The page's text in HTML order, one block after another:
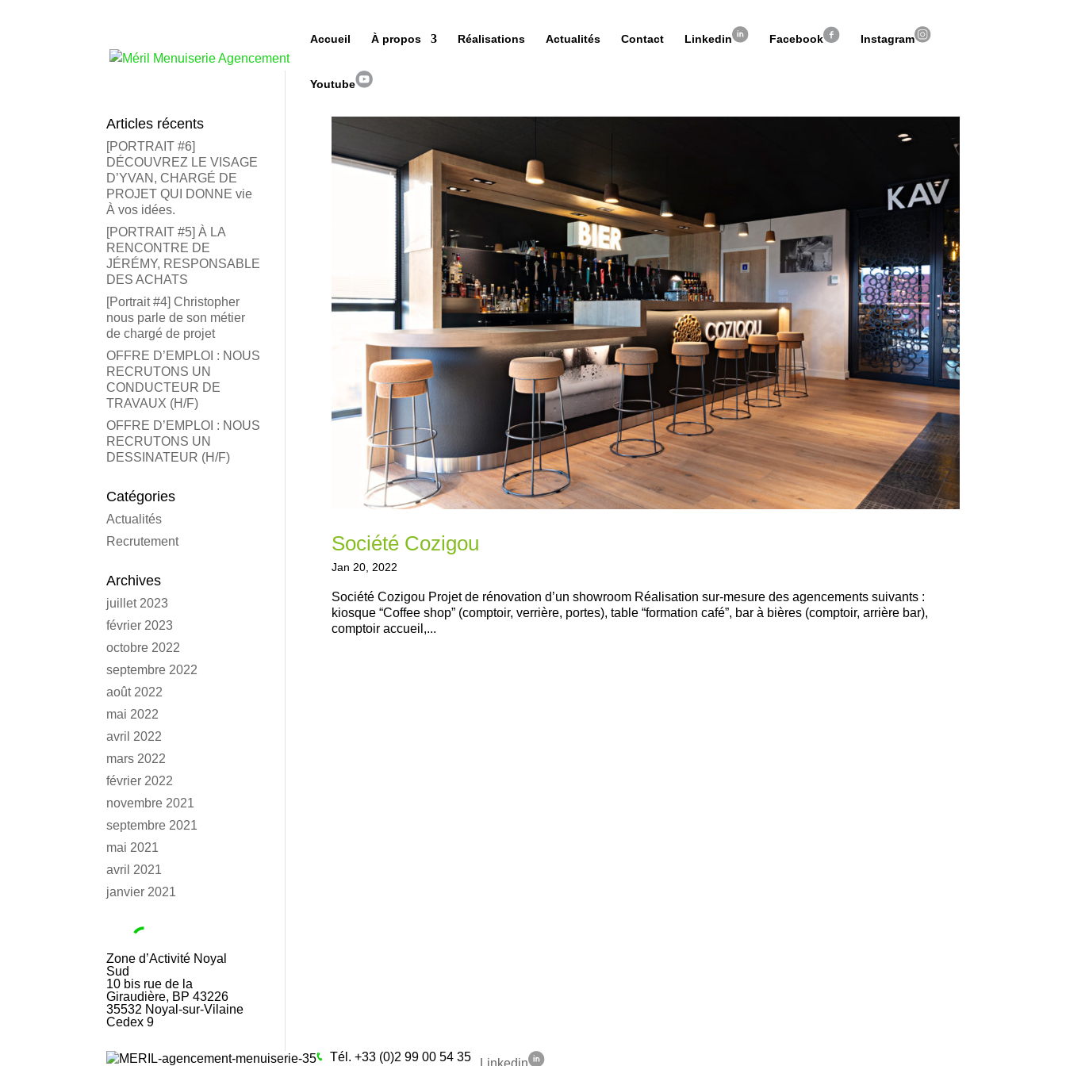
Accueil À propos Réalisations Actualités Contact Linkedin Facebook Instagram
Youtube
Société Cozigou
Jan 20, 2022
Société Cozigou Projet de rénovation d’un showroom Réalisation sur-mesure des agencements suivants :
kiosque “Coffee shop” (comptoir, verrière, portes), table “formation café”, bar à bières (comptoir, arrière bar),
comptoir accueil,...
Articles récents
[PORTRAIT #6]
DÉCOUVREZ LE VISAGE
D’YVAN, CHARGÉ DE
PROJET QUI DONNE vie
À vos idées.
[PORTRAIT #5] À LA
RENCONTRE DE
JÉRÉMY, RESPONSABLE
DES ACHATS
[Portrait #4] Christopher
nous parle de son métier
de chargé de projet
OFFRE D’EMPLOI : NOUS
RECRUTONS UN
CONDUCTEUR DE
TRAVAUX (H/F)
OFFRE D’EMPLOI : NOUS
RECRUTONS UN
DESSINATEUR (H/F)
Catégories
Actualités
Recrutement
Archives
juillet 2023
février 2023
octobre 2022
septembre 2022
août 2022
mai 2022
avril 2022
mars 2022
février 2022
novembre 2021
septembre 2021
mai 2021
avril 2021
janvier 2021
Zone d’Activité Noyal
Sud
10 bis rue de la
Giraudière, BP 43226
35532 Noyal-sur-Vilaine
Cedex 9
Tél.+33 (0)2 99 00 54 35 Linkedin